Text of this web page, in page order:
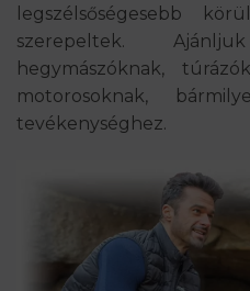
legszélsőségesebb
szerepeltek.
hegymászóknak,
motorosoknak,
tevékenységhez.